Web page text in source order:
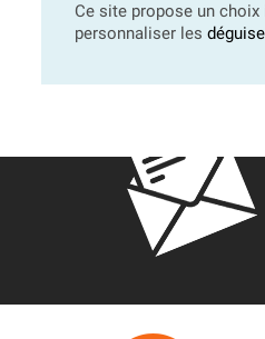
Ce site propose un
personnaliser les